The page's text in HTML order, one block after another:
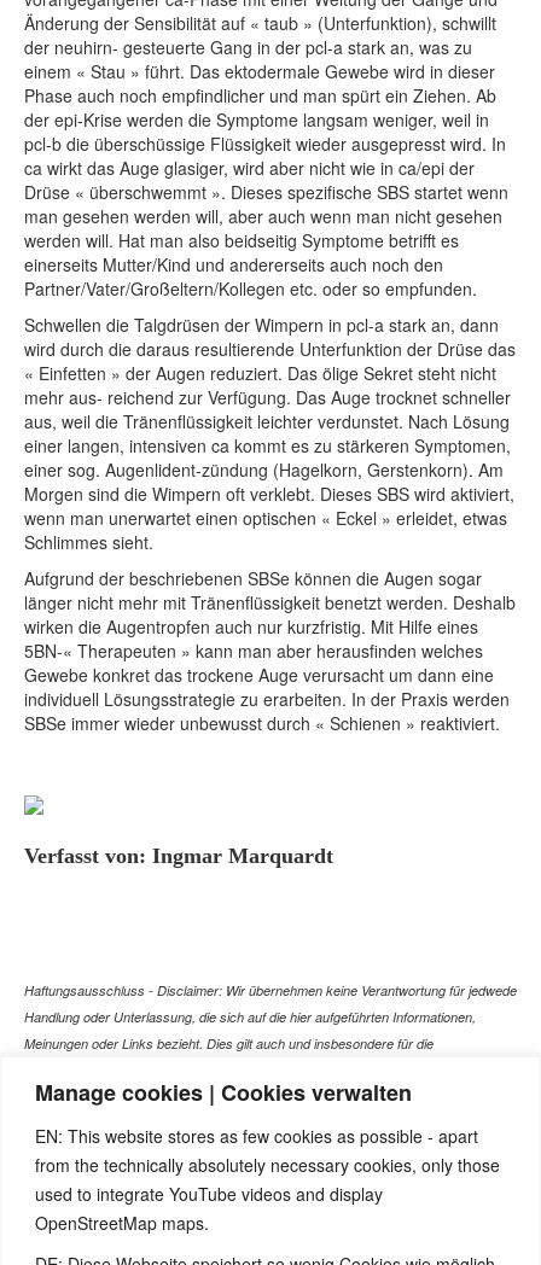
Manage cookies | Cookies verwalten
EN: This website stores as few cookies as possible - apart
from the technically absolutely necessary cookies, only those
used to integrate YouTube videos and display
OpenStreetMap maps.
Änderung der Sensibilität auf « taub » (Unterfunktion), schwillt
der neuhirn- gesteuerte Gang in der pcl-a stark an, was zu
einem « Stau » führt. Das ektodermale Gewebe wird in dieser
Phase auch noch empfindlicher und man spürt ein Ziehen. Ab
der epi-Krise werden die Symptome langsam weniger, weil in
pcl-b die überschüssige Flüssigkeit wieder ausgepresst wird. In
ca wirkt das Auge glasiger, wird aber nicht wie in ca/epi der
Drüse « überschwemmt ». Dieses spezifische SBS startet wenn
man gesehen werden will, aber auch wenn man nicht gesehen
werden will. Hat man also beidseitig Symptome betrifft es
einerseits Mutter/Kind und andererseits auch noch den
Partner/Vater/Großeltern/Kollegen etc. oder so empfunden.
Schwellen die Talgdrüsen der Wimpern in pcl-a stark an, dann
wird durch die daraus resultierende Unterfunktion der Drüse das
« Einfetten » der Augen reduziert. Das ölige Sekret steht nicht
mehr aus- reichend zur Verfügung. Das Auge trocknet schneller
aus, weil die Tränenflüssigkeit leichter verdunstet. Nach Lösung
einer langen, intensiven ca kommt es zu stärkeren Symptomen,
einer sog. Augenlident-zündung (Hagelkorn, Gerstenkorn). Am
Morgen sind die Wimpern oft verklebt. Dieses SBS wird aktiviert,
wenn man unerwartet einen optischen « Eckel » erleidet, etwas
Schlimmes sieht.
Aufgrund der beschriebenen SBSe können die Augen sogar
länger nicht mehr mit Tränenflüssigkeit benetzt werden. Deshalb
wirken die Augentropfen auch nur kurzfristig. Mit Hilfe eines
5BN-« Therapeuten » kann man aber herausfinden welches
Gewebe konkret das trockene Auge verursacht um dann eine
individuell Lösungsstrategie zu erarbeiten. In der Praxis werden
SBSe immer wieder unbewusst durch « Schienen » reaktiviert.
Verfasst von: Ingmar Marquardt
Haftungsausschluss - Disclaimer: Wir übernehmen keine Verantwortung für jedwede
Handlung oder Unterlassung, die sich auf die hier aufgeführten Informationen,
Meinungen oder Links bezieht. Dies gilt auch und insbesondere für die
Gespräch mit dem Arzt Ihres Vertrauens darstellen können. Bei den Texten auf
Versuch einer Diagnose oder Behandlung! Wir übernehmen keinerlei Gewähr für die
Korrektheit, Aktualität, Vollständigkeit oder Qualität der Informationen auf dieser
Website. Zusätzlich müssen wir jede Haftung oder Garantie ausschließen. Dies gilt
auch für alle Verweise (Links), die direkt oder indirekt angeboten werden. Wir
können für die Inhalte solcher externen Sites, die Sie mittels eines Links oder